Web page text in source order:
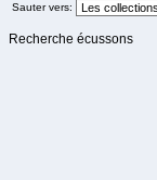
Sauter vers:
Recherche écussons